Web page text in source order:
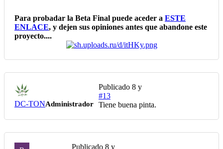
Para probadar la Beta Final puede aceder a ESTE
ENLACE, y dejen sus opiniones antes que abandone este
proyecto....
DC-TONAdministrador
Publicado 8 y
#13
Tiene buena pinta.
Publicado 8 y